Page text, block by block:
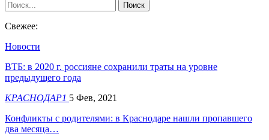
Свежее:
Новости
ВТБ: в 2020 г. россияне сохранили траты на уровне
предыдущего года
КРАСНОДАР1 5 Фев, 2021
​Конфликты с родителями: в Краснодаре нашли пропавшего
два месяца…